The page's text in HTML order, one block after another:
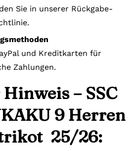
Sie in unserer Rückgabe-
und Kreditkarten für
Zahlungen.
– SSC
9 Herren
25/26: